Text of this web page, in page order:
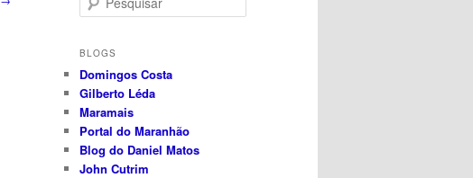
e
q
i
s
a
r
BLOGS
Domingos Costa
Gilberto Léda
Maramais
Portal do Maranhão
Blog do Daniel Matos
John Cutrim